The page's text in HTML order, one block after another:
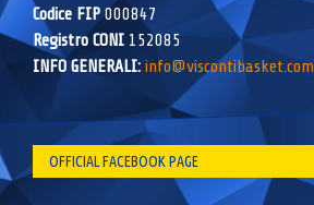
Codice FIP000847
Registro CONI 152085
INFO GENERALI: info@viscontibasket.com
OFFICIAL FACEBOOK PAGE